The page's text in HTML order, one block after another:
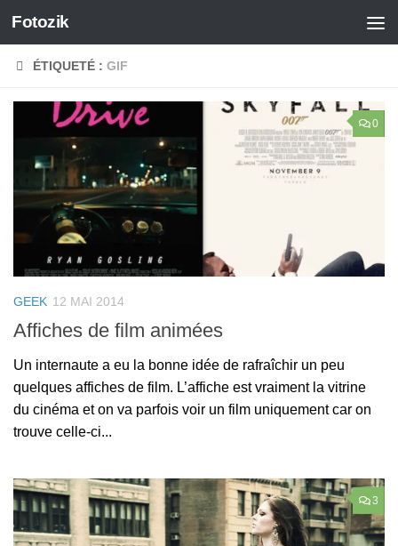
Skip to content
Fotozik
ÉTIQUETÉ : GIF
0
GEEK 12 MAI 2014
Affiches de film animées
Un internaute a eu la bonne idée de rafraîchir un peu
quelques affiches de film. L’affiche est vraiment la vitrine
du cinéma et on va parfois voir un film uniquement car on
trouve celle-ci...
3